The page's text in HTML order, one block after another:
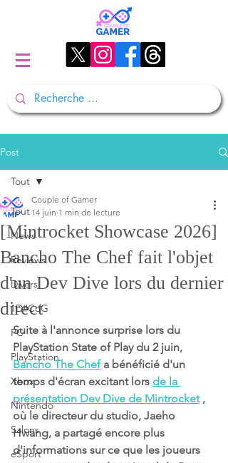
Post
Tout
News
Reviews
Divers
1D#CoG
PC
PlayStation
Xbox
Nintendo
Salons
eSport
Tout
[Mintrocket Showcase 2026]
Bancho The Chef fait l'objet
d'un Dev Dive lors du dernier
direct
Couple of Gamer
14 juin 1 min de lecture
Suite à l'annonce surprise lors du
PlayStation State of Play du 2 juin,
Bancho The Chef a bénéficié d'un
temps d'écran excitant lors de la
présentation Dev Dive de Mintrocket ,
où le directeur du studio, Jaeho
Hwang, a partagé encore plus
d'informations sur ce que les joueurs